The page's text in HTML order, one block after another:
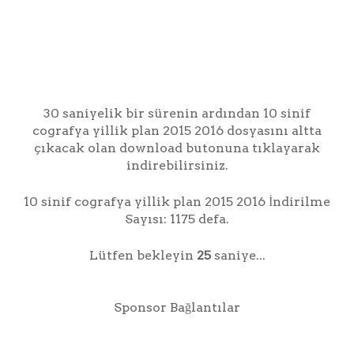
30 saniyelik bir sürenin ardından 10 sinif
cografya yillik plan 2015 2016 dosyasını altta
çıkacak olan download butonuna tıklayarak
indirebilirsiniz.
10 sinif cografya yillik plan 2015 2016 İndirilme
Sayısı: 1175 defa.
Lütfen bekleyin 25saniye...
Sponsor Bağlantılar